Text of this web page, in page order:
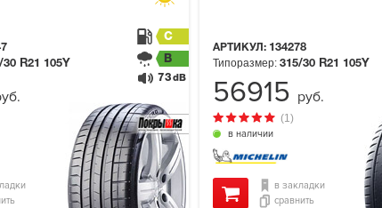
30 R21 105Y
C
B
73 dB
АРТИКУЛ: 134278
в наличии
(1)
Типоразмер: 315/30 R21 105Y
в закладки
сравнить
56915 руб.